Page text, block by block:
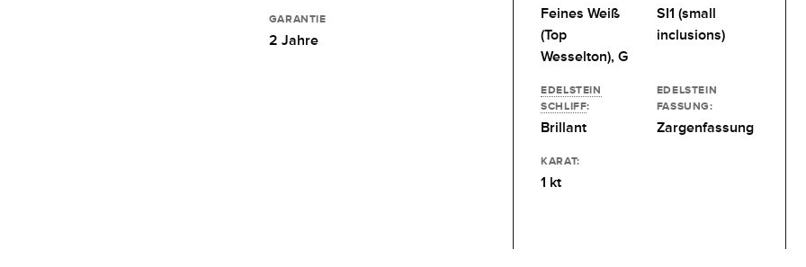
GARANTIE
2 Jahre
Feines Weiß
(Top
Wesselton), G
SI1 (small
inclusions)
EDELSTEIN
SCHLIFF:
Brillant
EDELSTEIN
FASSUNG:
Zargenfassung
KARAT:
1 kt